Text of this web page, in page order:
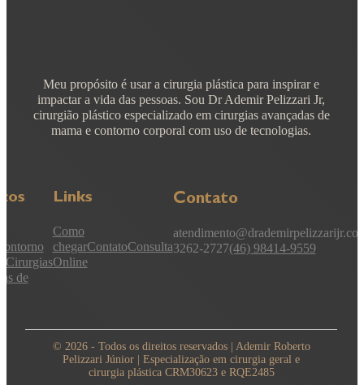
Meu propósito é usar a cirurgia plástica para inspirar e
impactar a vida das pessoas. Sou Dr Ademir Pelizzari Jr,
cirurgião plástico especializado em cirurgias avançadas de
mama e contorno corporal com uso de tecnologias.
Cirurgias
de
Links
Como
chegarContatoConsulta
Online
Contato
3262-2727(46) 98414-9559
© 2026 - Todos os direitos reservados | Ademir Roberto
Pelizzari Júnior | Especialização em cirurgia geral e
cirurgia plástica CRM30623 e RQE2485